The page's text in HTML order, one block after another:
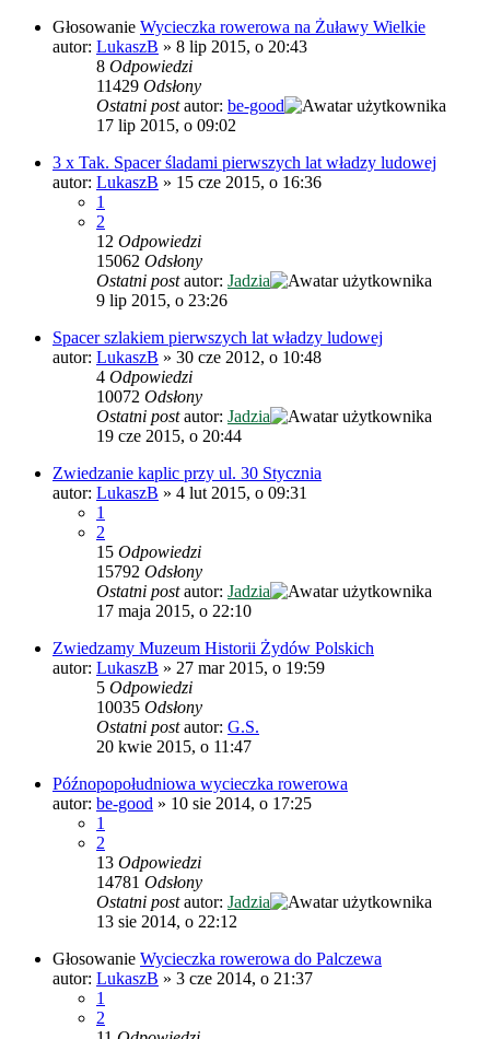
Głosowanie Wycieczka rowerowa na Żuławy Wielkie
autor: LukaszB » 8 lip 2015, o 20:43
8 Odpowiedzi
11429 Odsłony
Ostatni postautor: be-good
17 lip 2015, o 09:02
3 x Tak. Spacer śladami pierwszych lat władzy ludowej
autor: LukaszB » 15 cze 2015, o 16:36
1
2
12 Odpowiedzi
15062 Odsłony
Ostatni postautor: Jadzia
9 lip 2015, o 23:26
Spacer szlakiem pierwszych lat władzy ludowej
autor: LukaszB » 30 cze 2012, o 10:48
4 Odpowiedzi
10072 Odsłony
Ostatni postautor: Jadzia
19 cze 2015, o 20:44
Zwiedzanie kaplic przy ul. 30 Stycznia
autor: LukaszB » 4 lut 2015, o 09:31
1
2
15 Odpowiedzi
15792 Odsłony
Ostatni postautor: Jadzia
17 maja 2015, o 22:10
Zwiedzamy Muzeum Historii Żydów Polskich
autor: LukaszB » 27 mar 2015, o 19:59
5 Odpowiedzi
10035 Odsłony
Ostatni postautor: G.S.
20 kwie 2015, o 11:47
Późnopopołudniowa wycieczka rowerowa
autor: be-good » 10 sie 2014, o 17:25
1
2
13 Odpowiedzi
14781 Odsłony
Ostatni postautor: Jadzia
13 sie 2014, o 22:12
Głosowanie Wycieczka rowerowa do Palczewa
autor: LukaszB » 3 cze 2014, o 21:37
1
2